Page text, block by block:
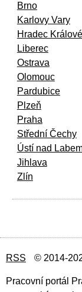
Brno
Karlovy Vary
Hradec Králové
Liberec
Ostrava
Olomouc
Pardubice
Plzeň
Praha
Střední Čechy
Ústí nad
Jihlava
Zlín
RSS © 2014-
Pracovní portál